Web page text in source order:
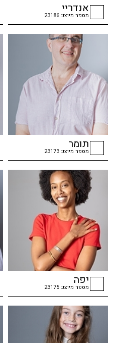
checkbox
אנדריי
מספר מיוצג: 23186
checkbox
תומר
מספר מיוצג: 23173
checkbox
יפה
מספר מיוצג: 23175